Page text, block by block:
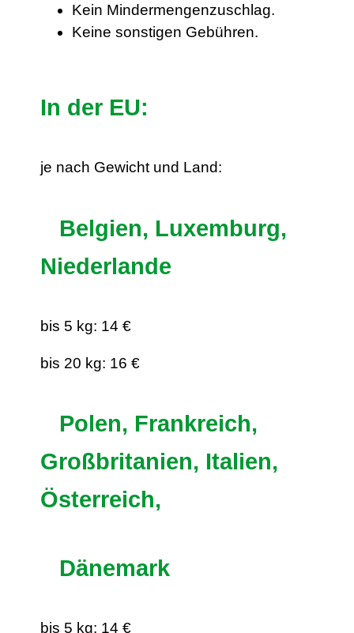
Kein Mindermengenzuschlag.
Keine sonstigen Gebühren.
In der EU:
je nach Gewicht und Land:
Belgien, Luxemburg,
Niederlande
bis 5 kg: 14 €
bis 20 kg: 16 €
Polen, Frankreich,
Großbritanien, Italien,
Österreich,
Dänemark
bis 5 kg: 14 €